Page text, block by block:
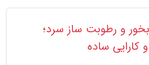
بخور و رطوبت ساز سرد؛
ساده